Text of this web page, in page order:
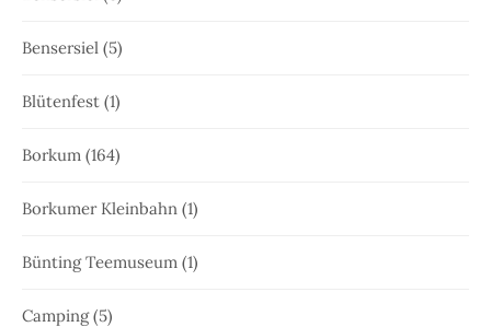
Bensersiel (5)
Blütenfest (1)
Borkum (164)
Borkumer Kleinbahn (1)
Bünting Teemuseum (1)
Camping(5)